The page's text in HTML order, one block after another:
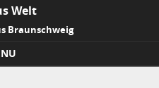
Welt
Braunschweig